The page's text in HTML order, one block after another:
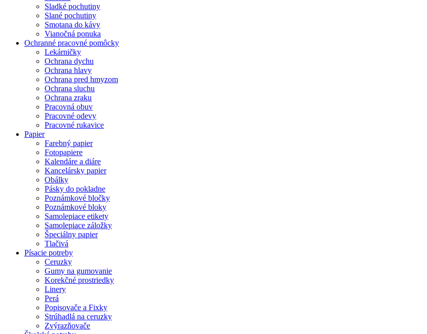
Sladké pochutiny
Slané pochutiny
Smotana do kávy
Vianočná ponuka
Ochranné pracovné pomôcky
Lekárničky
Ochrana dychu
Ochrana hlavy
Ochrana pred hmyzom
Ochrana sluchu
Ochrana zraku
Pracovná obuv
Pracovné odevy
Pracovné rukavice
Papier
Farebný papier
Fotopapiere
Kalendáre a diáre
Kancelársky papier
Obálky
Pásky do pokladne
Poznámkové bločky
Poznámkové bloky
Samolepiace etikety
Samolepiace záložky
Špeciálny papier
Tlačivá
Písacie potreby
Ceruzky
Gumy na gumovanie
Korekčné prostriedky
Linery
Perá
Popisovače a Fixky
Strúhadlá na ceruzky
Zvýrazňovače